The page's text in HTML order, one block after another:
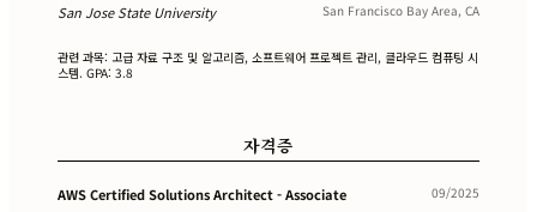
San Jose State University San Francisco Bay Area, CA
관련 과목: 고급 자료 구조 및 알고리즘, 소프트웨어 프로젝트 관리, 클라우드 컴퓨팅 시
스템. GPA: 3.8
자격증
AWS Certified Solutions Architect - Associate 09/2025